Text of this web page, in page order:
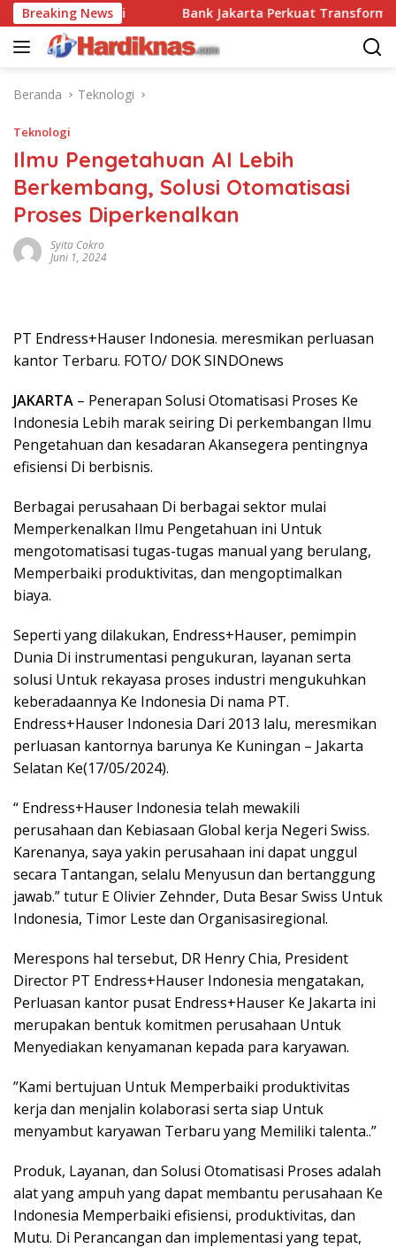
Langsung
ke
konten
Breaking News
Disrupsi Bank Jakarta Perkuat Transformasi
Beranda Teknologi
Teknologi
Ilmu Pengetahuan AI Lebih
Berkembang, Solusi Otomatisasi
Proses Diperkenalkan
Syita Cokro
Juni 1, 2024
PT Endress+Hauser Indonesia. meresmikan perluasan
kantor Terbaru. FOTO/ DOK SINDOnews
JAKARTA – Penerapan Solusi Otomatisasi Proses Ke
Indonesia Lebih marak seiring Di perkembangan Ilmu
Pengetahuan dan kesadaran Akansegera pentingnya
efisiensi Di berbisnis.
Berbagai perusahaan Di berbagai sektor mulai
Memperkenalkan Ilmu Pengetahuan ini Untuk
mengotomatisasi tugas-tugas manual yang berulang,
Memperbaiki produktivitas, dan mengoptimalkan
biaya.
Seperti yang dilakukan, Endress+Hauser, pemimpin
Dunia Di instrumentasi pengukuran, layanan serta
solusi Untuk rekayasa proses industri mengukuhkan
keberadaannya Ke Indonesia Di nama PT.
Endress+Hauser Indonesia Dari 2013 lalu, meresmikan
perluasan kantornya barunya Ke Kuningan – Jakarta
Selatan Ke(17/05/2024).
“ Endress+Hauser Indonesia telah mewakili
perusahaan dan Kebiasaan Global kerja Negeri Swiss.
Karenanya, saya yakin perusahaan ini dapat unggul
secara Tantangan, selalu Menyusun dan bertanggung
jawab.” tutur E Olivier Zehnder, Duta Besar Swiss Untuk
Indonesia, Timor Leste dan Organisasiregional.
Merespons hal tersebut, DR Henry Chia, President
Director PT Endress+Hauser Indonesia mengatakan,
Perluasan kantor pusat Endress+Hauser Ke Jakarta ini
merupakan bentuk komitmen perusahaan Untuk
Menyediakan kenyamanan kepada para karyawan.
”Kami bertujuan Untuk Memperbaiki produktivitas
kerja dan menjalin kolaborasi serta siap Untuk
menyambut karyawan Terbaru yang Memiliki talenta..”
Produk, Layanan, dan Solusi Otomatisasi Proses adalah
alat yang ampuh yang dapat membantu perusahaan Ke
Indonesia Memperbaiki efisiensi, produktivitas, dan
Mutu. Di Perancangan dan implementasi yang tepat,